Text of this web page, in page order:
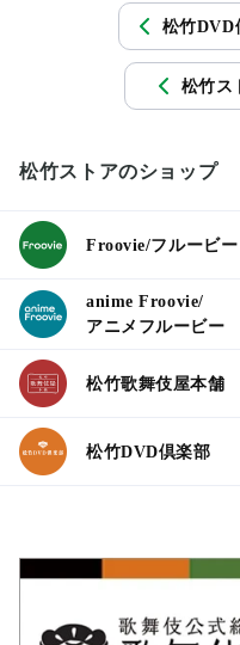
松竹DVD
松竹ス
松竹ストアのショップ
Froovie/フルービー
anime Froovie/
アニメフルービー
松竹歌舞伎屋本舗
松竹DVD倶楽部